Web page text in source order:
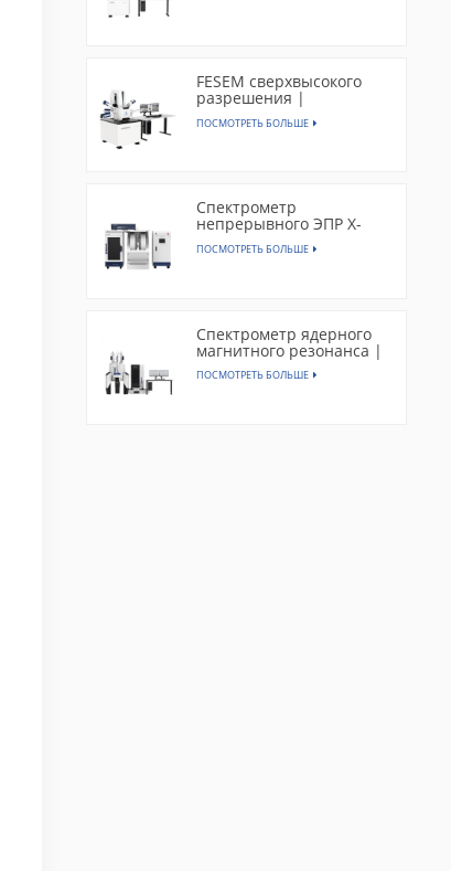
FESEM сверхвысокого
разрешения |
SEM5000X
ПОСМОТРЕТЬ БОЛЬШЕ
Спектрометр
непрерывного ЭПР X-
диапазона | EPR300
ПОСМОТРЕТЬ БОЛЬШЕ
Спектрометр ядерного
магнитного резонанса |
CAN400
ПОСМОТРЕТЬ БОЛЬШЕ